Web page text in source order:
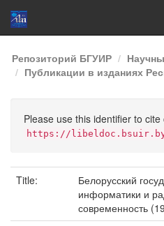
Skip
navigation
Репозиторий БГУИР
Публикации в изданиях
Please use this identifier to
https://libeldoc.bsuir.by/
Title:
Белорусский
информатики и
современность